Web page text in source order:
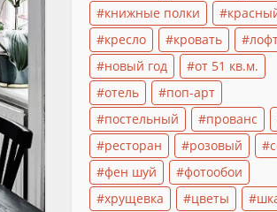
книжные полки
кресло
кровать
новый год
от 51 кв.м.
отель
поп-арт
постельный
прованс
ресторан
розовый
фен шуй
фотообои
хрущевка
цветы